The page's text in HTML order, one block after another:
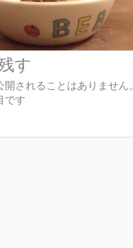
す
されることはありません。
です